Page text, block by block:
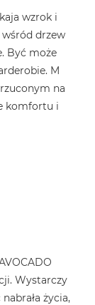
wzrok i
drzew
Być może
M
na
komfortu i
Wystarczy
życia,